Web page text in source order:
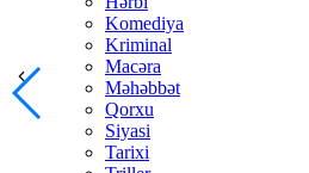
Komediya
Kriminal
Macəra
Məhəbbət
Qorxu
Siyasi
Tarixi